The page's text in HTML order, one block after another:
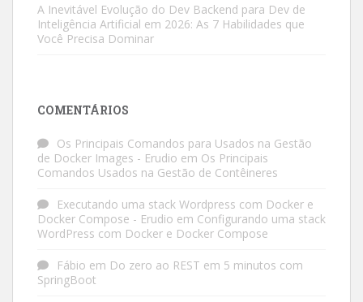
A Inevitável Evolução do Dev Backend para Dev de
Inteligência Artificial em 2026: As 7 Habilidades que
Você Precisa Dominar
COMENTÁRIOS
Os Principais Comandos para Usados na Gestão
de Docker Images - Erudio em Os Principais
Comandos Usados na Gestão de Contêineres
Executando uma stack Wordpress com Docker e
Docker Compose - Erudio em Configurando uma stack
WordPress com Docker e Docker Compose
Fábio em Do zero ao REST em 5 minutos com
SpringBoot